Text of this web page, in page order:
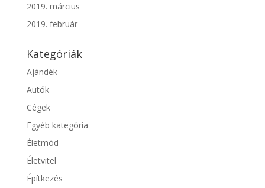
2019. március
2019. február
Kategóriák
Ajándék
Autók
Cégek
Egyéb kategória
Életmód
Életvitel
Építkezés